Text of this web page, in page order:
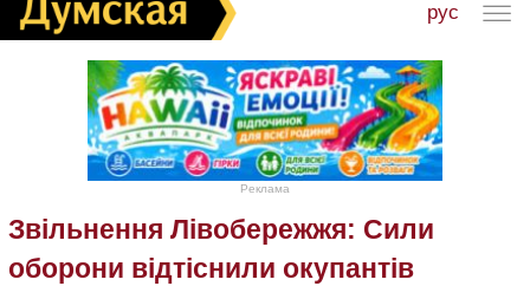
рус
Реклама
Звільнення Лівобережжя: Сили
оборони відтіснили окупантів